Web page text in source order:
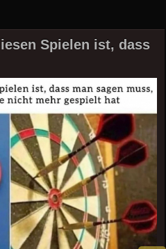
Spielen ist, dass